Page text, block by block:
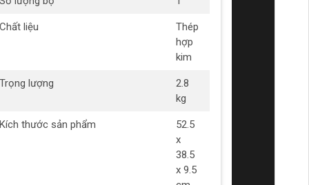
Chất liệu
Thép
hợp
kim
Trọng lượng
2.8
kg
Kích thước sản phẩm
52.5
x
38.5
x 9.5